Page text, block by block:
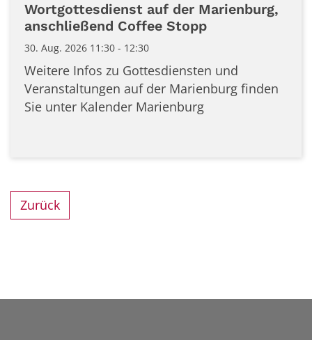
Wortgottesdienst auf der Marienburg,
anschließend Coffee Stopp
30. Aug. 2026 11:30 - 12:30
Weitere Infos zu Gottesdiensten und
Veranstaltungen auf der Marienburg finden
Sie unter Kalender Marienburg
Zurück